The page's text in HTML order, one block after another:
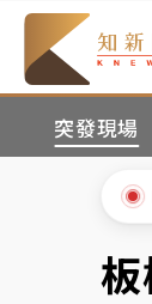
突發現場
暑
中
▲